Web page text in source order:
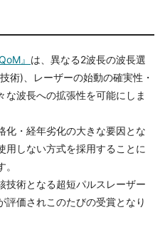
』 は、異なる2波長の波長選
術)、レーザーの始動の確実性・
な波長への拡張性を可能にしま
化・経年劣化の大きな要因とな
用しない方式を採用することに
技術となる超短パルスレーザー
評価されこのたびの受賞となり